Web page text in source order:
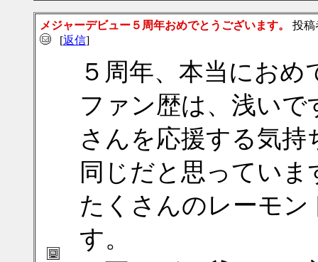
メジャーデビュー５周年おめでとうございます。
投稿
[返信]
５周年、本当にお
ファン歴は、浅い
さんを応援する気
同じだと思っていま
たくさんのレーモ
す。